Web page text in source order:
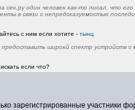
сек.ру один человек как-то писал, что
в связи с непредсказуемостью
с ним если хотите - тынц
предоставить широкй спектр устройств
если что?
зарегистрированные участники